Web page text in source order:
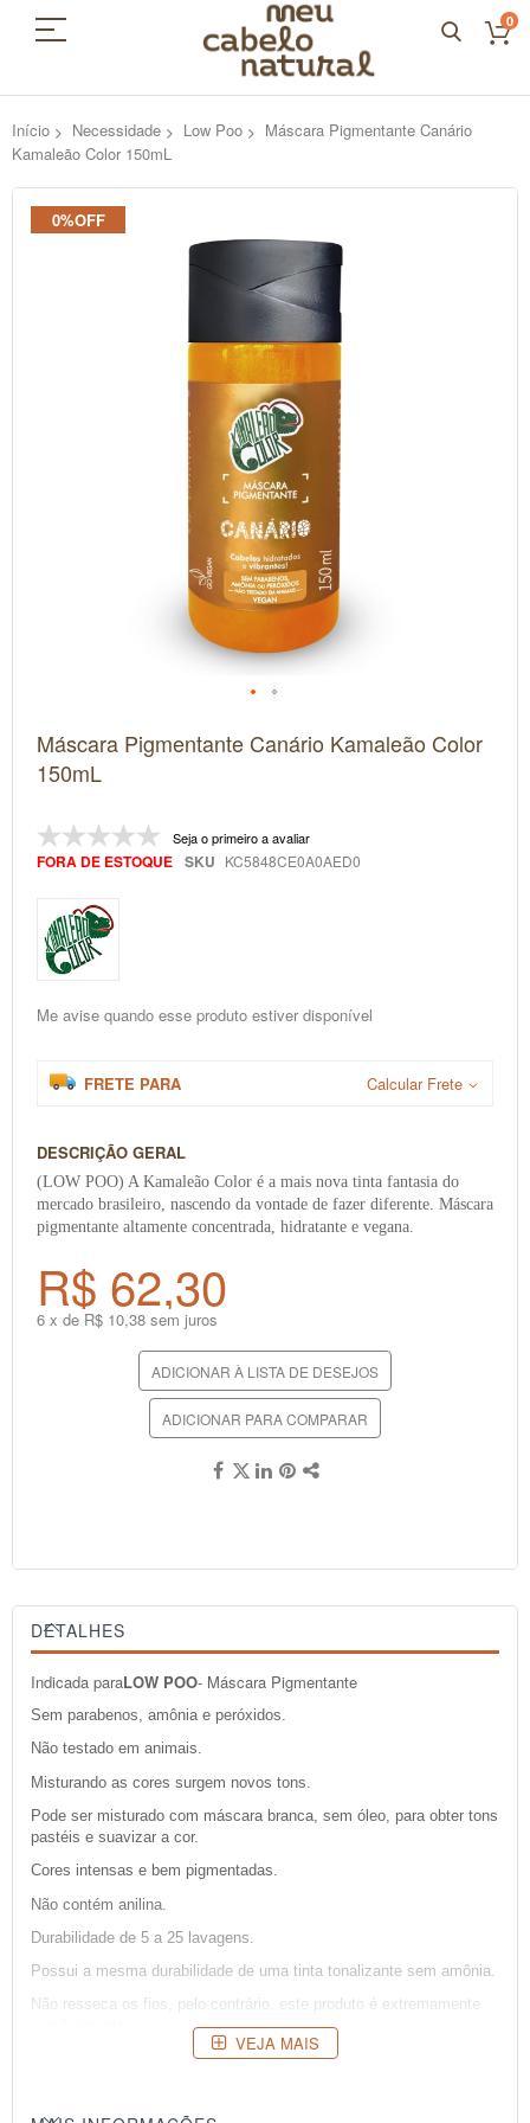
0
Início Necessidade Low Poo
Máscara Pigmentante Canário
Kamaleão Color 150mL
Pular
para
0%OFF
para
início
Galeria
de
imagens
Máscara Pigmentante Canário Kamaleão Color
150mL
Seja o primeiro a avaliar
FORA DE ESTOQUE SKU KC5848CE0A0AED0
Me avise quando esse produto estiver disponível
FRETE PARA Calcular Frete
DESCRIÇÃO GERAL
(LOW POO) A Kamaleão Color é a mais nova tinta fantasia do
mercado brasileiro, nascendo da vontade de fazer diferente. Máscara
pigmentante altamente concentrada, hidratante e vegana.
R$ 62,30
6 x de R$ 10,38 sem juros
ADICIONAR À LISTA DE DESEJOS
ADICIONAR PARA COMPARAR
DETALHES
Indicada paraLOW POO- Máscara Pigmentante
Sem parabenos, amônia e peróxidos.
Não testado em animais.
Misturando as cores surgem novos tons.
Pode ser misturado com máscara branca, sem óleo, para obter tons
pastéis e suavizar a cor.
Cores intensas e bem pigmentadas.
Não contém anilina.
Durabilidade de 5 a 25 lavagens.
Possui a mesma durabilidade de uma tinta tonalizante sem amônia.
Não resseca os fios, pelo contrário, este produto é extremamente
fios até um tom palha (quase branco). Para tons de vermelho
VEJA MAIS